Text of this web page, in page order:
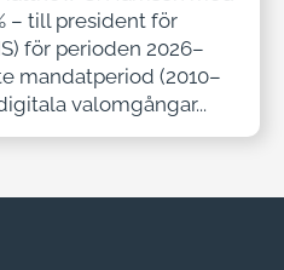
– till president för
för perioden 2026–
mandatperiod (2010–
valomgångar...